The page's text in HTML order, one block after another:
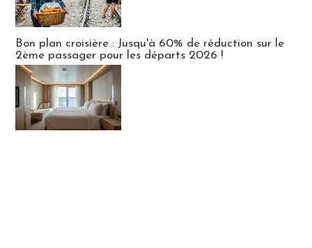
Bon plan croisière : Jusqu'à 60% de réduction sur le
2ème passager pour les départs 2026 !